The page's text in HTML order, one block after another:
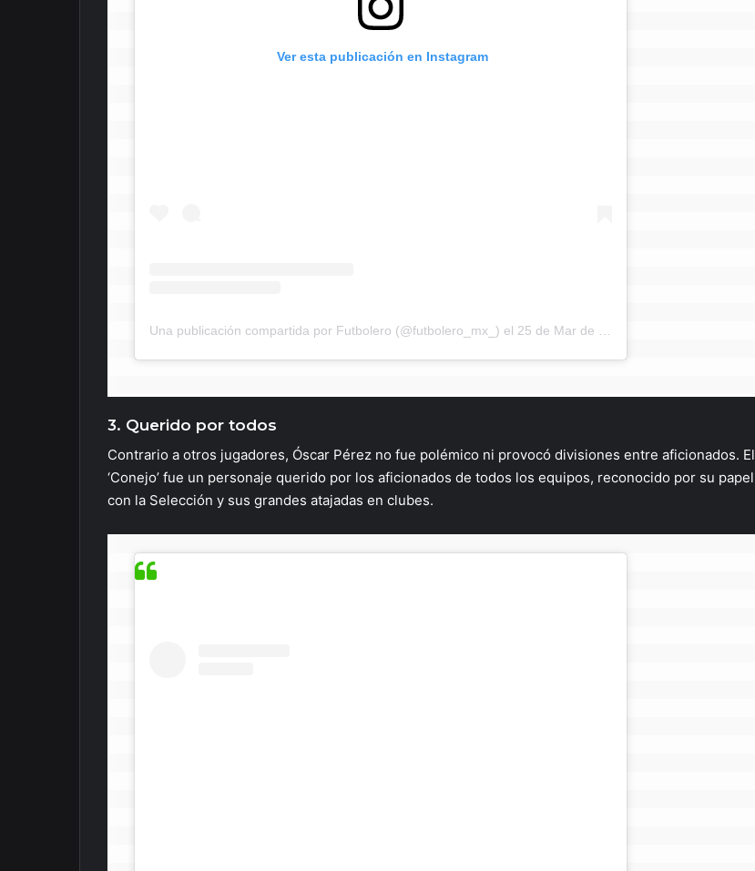
Ver esta publicación en Instagram
Una publicación compartida por Futbolero (@futbolero_mx_) el 25 de Mar de 2019 a las 9:37 PDT
3. Querido por todos
Contrario a otros jugadores, Óscar Pérez no fue polémico ni provocó divisiones entre aficionados. El
‘Conejo’ fue un personaje querido por los aficionados de todos los equipos, reconocido por su papel
con la Selección y sus grandes atajadas en clubes.